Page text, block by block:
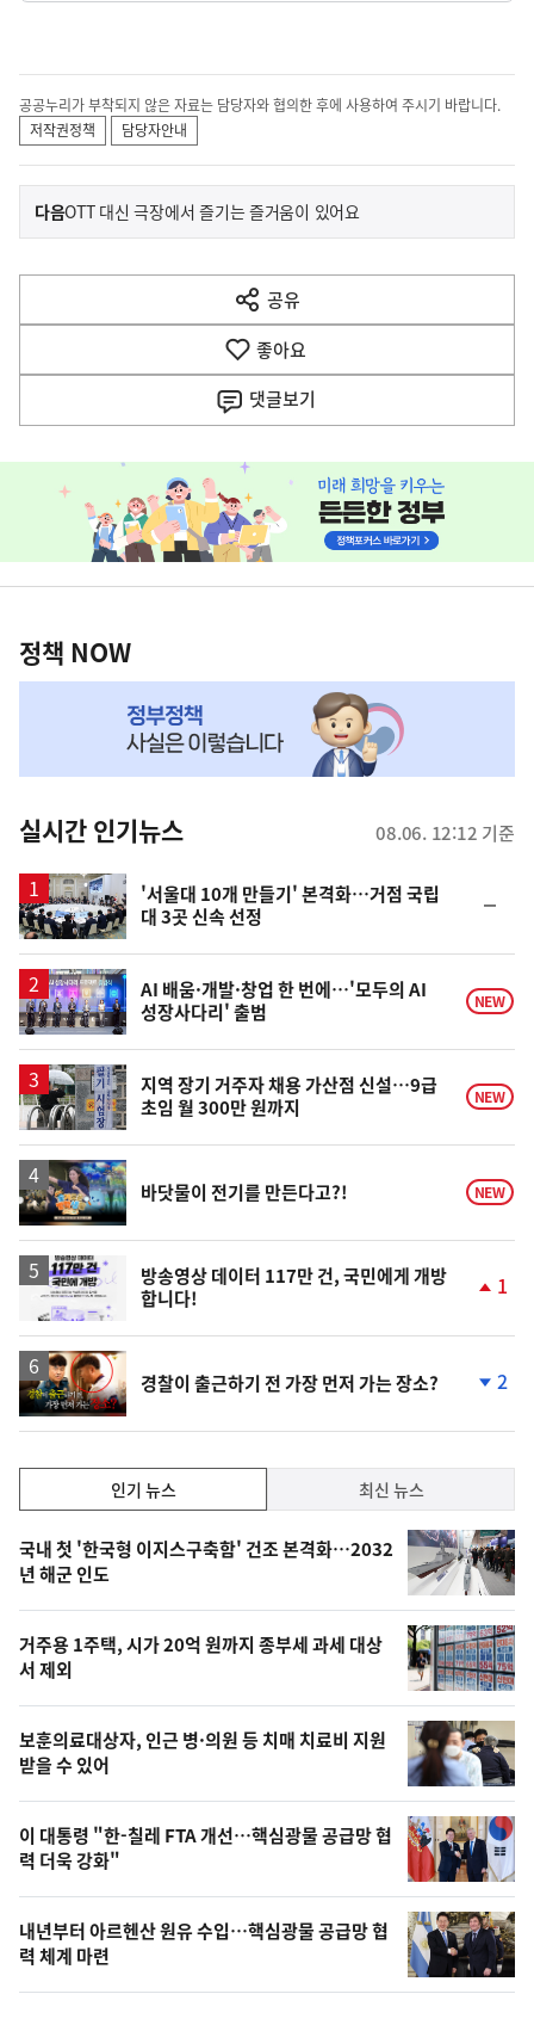
공공누리가 부착되지 않은 자료는 담당자와 협의한 후에 사용하여 주시기 바랍니다.
저작권정책
담당자안내
이
전
다
음
다음기
사
OTT 대신 극장에서 즐기는 즐거움이 있어요
공유
열
기
좋아요
댓글보기
너
역책
NOW,
뉴
스
정책 NOW
실시간 인기뉴스 08.06. 12:12 기준
'서울대 10개 만들기' 본격화…거점 국립
대 3곳 신속 선정
일
AI 배움·개발·창업 한 번에…'모두의 AI
성장사다리' 출범
NEW
지역 장기 거주자 채용 가산점 신설…9급
초임 월 300만 원까지
NEW
영
상
바닷물이 전기를 만든다고?! NEW
방송영상 데이터 117만 건, 국민에게 개방
합니다!
상
1
영
상
경찰이 출근하기 전 가장 먼저 가는 장소?
하
락
2
기,
최
신,
오
늘
의
영
상
오
늘
의
사
진
인기 뉴스 최신 뉴스
인
기
뉴
스
국내 첫 '한국형 이지스구축함' 건조 본격화…2032
년 해군 인도
거주용 1주택, 시가 20억 원까지 종부세 과세 대상
서 제외
보훈의료대상자, 인근 병·의원 등 치매 치료비 지원
받을 수 있어
이 대통령 "한-칠레 FTA 개선…핵심광물 공급망 협
력 더욱 강화"
내년부터 아르헨산 원유 수입…핵심광물 공급망 협
력 체계 마련